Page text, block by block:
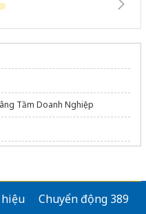
Tầm Doanh Nghiệp
Chuyển động 389